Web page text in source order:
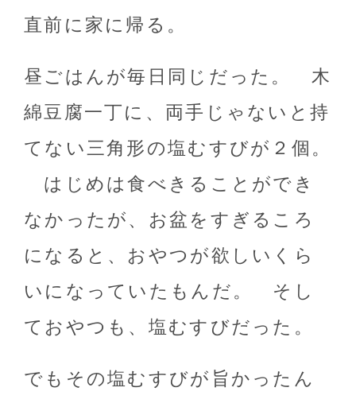
直前に家に帰る。
昼ごはんが毎日同じだった。 木
綿豆腐一丁に、両手じゃないと持
てない三角形の塩むすびが２個。
はじめは食べきることができ
なかったが、お盆をすぎるころ
になると、おやつが欲しいくら
いになっていたもんだ。 そし
ておやつも、塩むすびだった。
でもその塩むすびが旨かったん